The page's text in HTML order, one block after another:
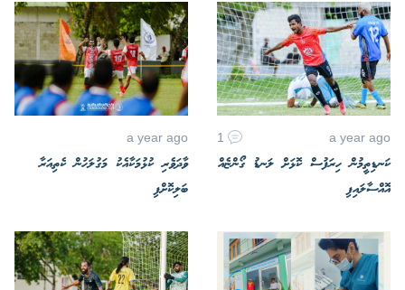
a year ago
1
ކަނޑިތީމުން ހިރަފުސް ކޮޅަށް ލަނޑު ގޯންޏެއް
އޮއްސާލައިފި
a year ago
ވާދަވެރި ކުޅުމަކާއެކު މަގުލަހުން ކެތިއަރާ
ބަލިކޮށްފި